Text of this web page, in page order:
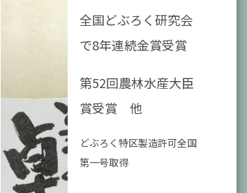
全国どぶろく研究会
で8年連続金賞受賞
第52回農林水産大臣
賞受賞 他
どぶろく特区製造許可全国
第一号取得